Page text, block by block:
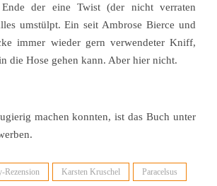
der eine Twist (der nicht verraten
umstülpt. Ein seit Ambrose Bierce und
immer wieder gern verwendeter Kniff,
die Hose gehen kann. Aber hier nicht.
machen konnten, ist das Buch unter
Rezension Karsten Kruschel Paracelsus